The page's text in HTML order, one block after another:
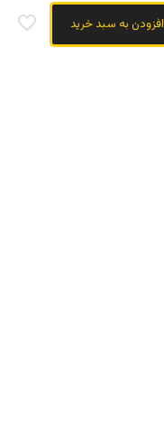
افزودن به سبد خرید